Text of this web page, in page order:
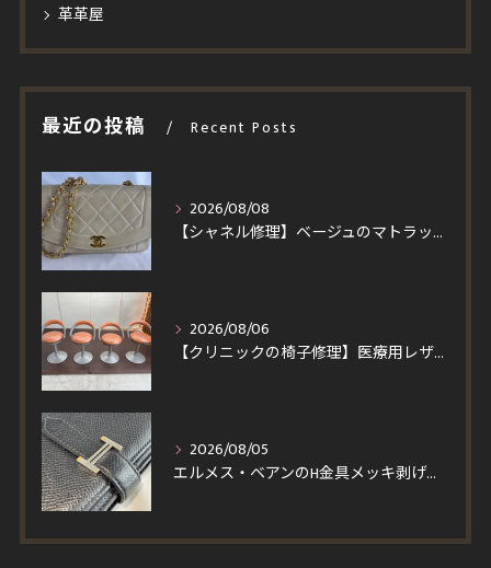
革革屋
最近の投稿 Recent Posts
2026/08/08
【シャネル修理】ベージュのマトラッセを黒ずみ除去＆染め直し！ラムスキンの質感を活かす修復とスピード施工事例
2026/08/06
【クリニックの椅子修理】医療用レザーへ張り替え！買い替えより安くイトーキ回転チェア4脚を即日対応
2026/08/05
エルメス・ベアンのH金具メッキ剥げを修理！一度縫製を解いて仕上げる輝く再メッキと角スレ・コバ修復事例